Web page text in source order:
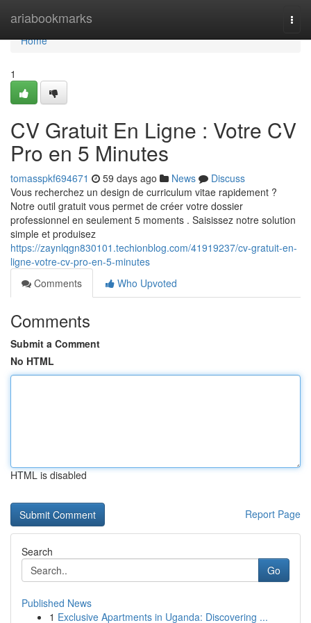
ariabookmarks
Home
Home
1
CV Gratuit En Ligne : Votre CV
Pro en 5 Minutes
tomasspkf694671 59 days ago News
Discuss
Vous recherchez un design de curriculum vitae rapidement ?
Notre outil gratuit vous permet de créer votre dossier
professionnel en seulement 5 moments . Saisissez notre solution
simple et produisez
https://zaynlqgn830101.techionblog.com/41919237/cv-gratuit-en-
ligne-votre-cv-pro-en-5-minutes
Comments
Who Upvoted
Comments
Submit a Comment
No HTML
HTML is disabled
Report Page
Search
Go
Published News
1 Exclusive Apartments in Uganda: Discovering ...